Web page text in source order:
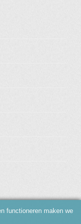
functioneren maken we